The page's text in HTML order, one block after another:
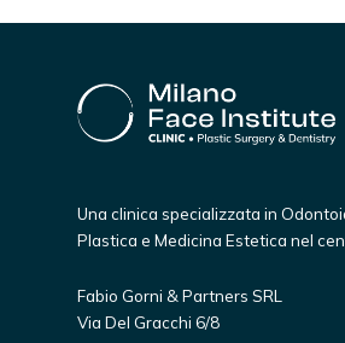
Una clinica specializzata in
Plastica e Medicina Estetica nel
Fabio Gorni & Partners SRL
Via Del Gracchi 6/8